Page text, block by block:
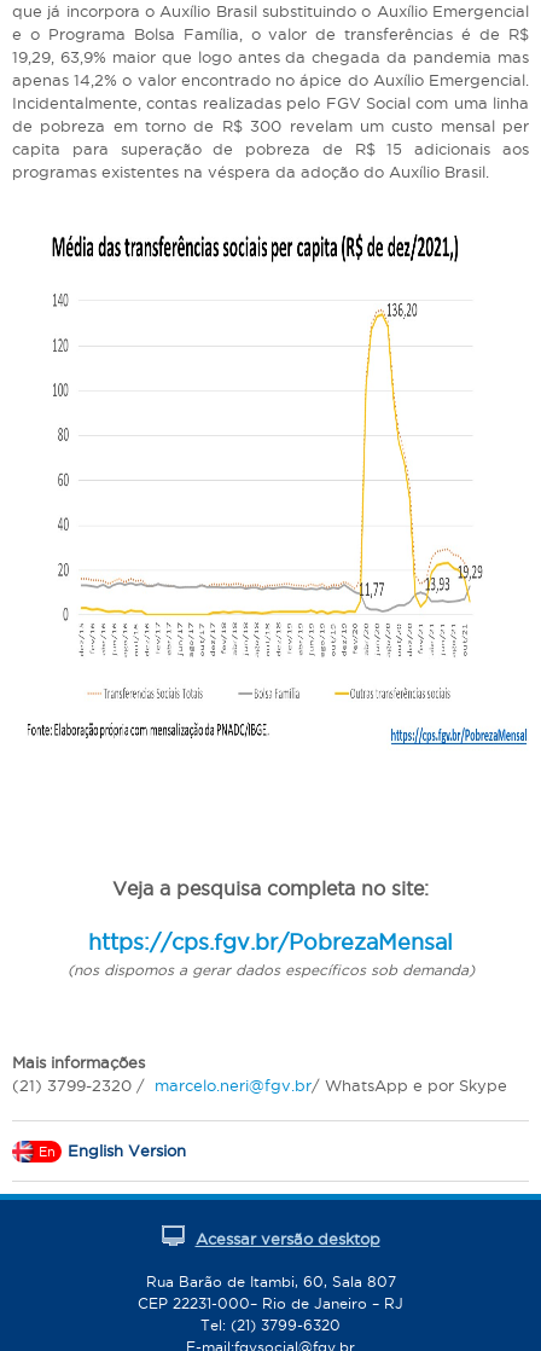
que já incorpora o Auxílio Brasil substituindo o Auxílio Emergencial
e o Programa Bolsa Família, o valor de transferências é de R$
19,29, 63,9% maior que logo antes da chegada da pandemia mas
apenas 14,2% o valor encontrado no ápice do Auxílio Emergencial.
Incidentalmente, contas realizadas pelo FGV Social com uma linha
de pobreza em torno de R$ 300 revelam um custo mensal per
capita para superação de pobreza de R$ 15 adicionais aos
programas existentes na véspera da adoção do Auxílio Brasil.
Veja a pesquisa completa no site:
https://cps.fgv.br/PobrezaMensal
(nos dispomos a gerar dados específicos sob demanda)
Mais informações
(21) 3799-2320 / marcelo.neri@fgv.br/ WhatsApp e por Skype
En English Version
Acessar versão desktop
Rua Barão de Itambi, 60, Sala 807
CEP 22231-000– Rio de Janeiro – RJ
Tel: (21) 3799-6320
E-mail:fgvsocial@fgv.br